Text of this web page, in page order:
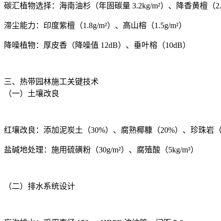
碳汇植物选择：海南油杉（年固碳量 3.2kg/m²）、降香黄檀（
滞尘能力：印度紫檀（1.8g/m²）、高山榕（1.5g/m²）
降噪植物：厚皮香（降噪值 12dB）、垂叶榕（10dB）
三、热带园林施工关键技术
（一）土壤改良
红壤改良：添加泥炭土（30%）、腐熟椰糠（20%）、珍珠岩（
盐碱地处理：施用硫磺粉（30g/m²）、腐殖酸（5kg/m³）
（二）排水系统设计